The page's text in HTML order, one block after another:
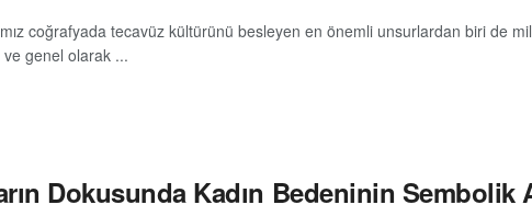
coğrafyada tecavüz kültürünü besleyen en önemli unsurlardan biri de
ve genel olarak ...
Dokusunda Kadın Bedeninin Sembolik